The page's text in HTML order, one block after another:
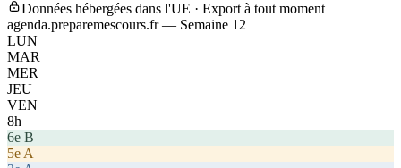
Données hébergées dans l'UE · Export à tout moment
agenda.preparemescours.fr — Semaine 12
LUN
MAR
MER
JEU
VEN
8h
6e B
5e A